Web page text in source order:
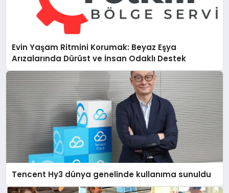
Evin Yaşam Ritmini Korumak: Beyaz Eşya
Arızalarında Dürüst ve İnsan Odaklı Destek
Tencent Hy3 dünya genelinde kullanıma sunuldu